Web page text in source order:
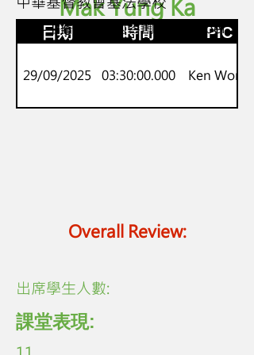
Mak Yung Ka
日期 時間 PIC
29/09/2025 03:30:00.000 Ken Wong
Overall Review:
P.2 - P.6
KOL 主播跨媒體內容創作Youtuber
​出席學生人數:
課堂表現: